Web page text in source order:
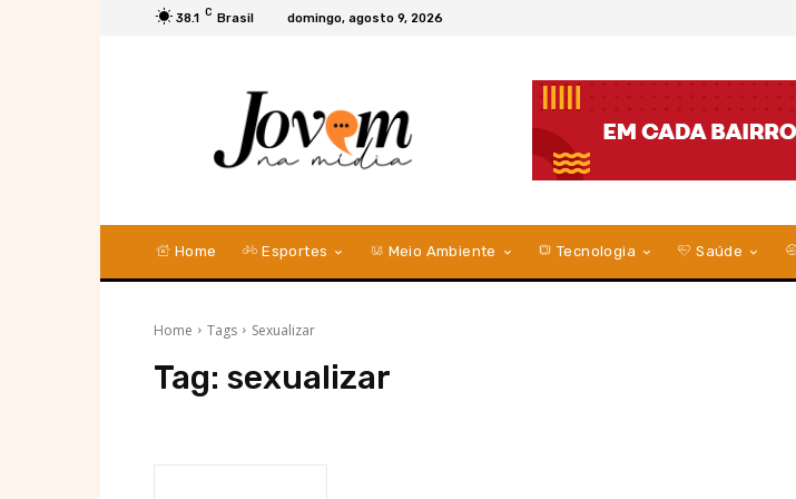
38.1 C Brasil domingo, agosto 9, 2026
Home Esportes Meio Ambiente Tecnologia Saúde
Home Tags Sexualizar
Tag: sexualizar